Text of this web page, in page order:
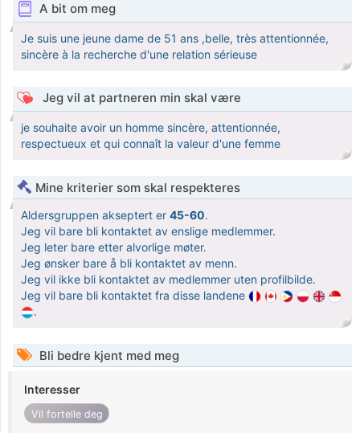
A bit om meg
Je suis une jeune dame de 51 ans ,belle, très attentionnée,
sincère à la recherche d'une relation sérieuse
Jeg vil at partneren min skal være
je souhaite avoir un homme sincère, attentionnée,
respectueux et qui connaît la valeur d'une femme
Mine kriterier som skal respekteres
Aldersgruppen akseptert er 45-60.
Jeg vil bare bli kontaktet av enslige medlemmer.
Jeg leter bare etter alvorlige møter.
Jeg ønsker bare å bli kontaktet av menn.
Jeg vil ikke bli kontaktet av medlemmer uten profilbilde.
Jeg vil bare bli kontaktet fra disse landene
.
Bli bedre kjent med meg
Interesser
Vil fortelle deg